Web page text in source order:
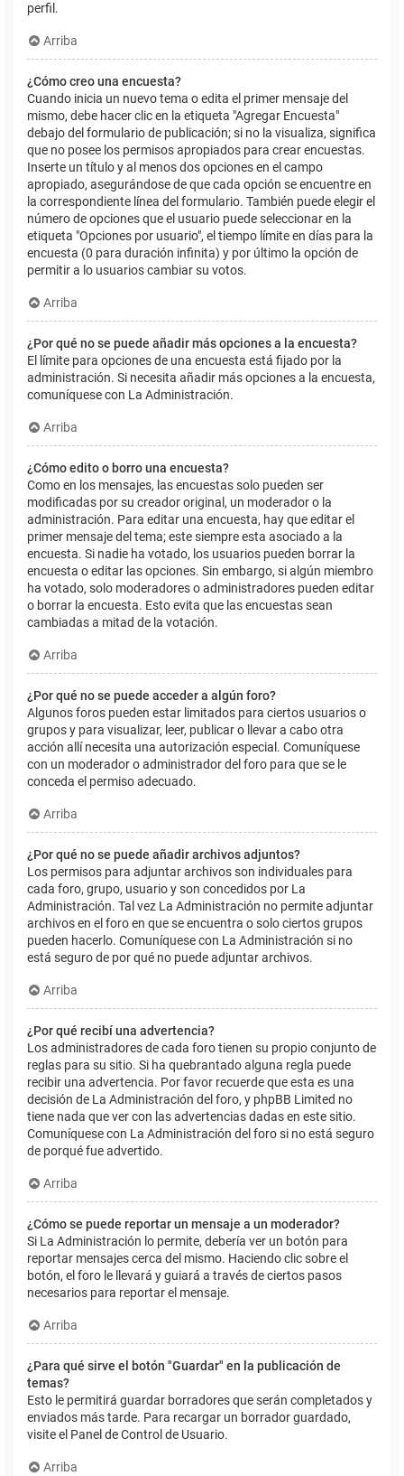
perfil.
Arriba
¿Cómo creo una encuesta?
Cuando inicia un nuevo tema o edita el primer mensaje del
mismo, debe hacer clic en la etiqueta "Agregar Encuesta"
debajo del formulario de publicación; si no la visualiza, significa
que no posee los permisos apropiados para crear encuestas.
Inserte un título y al menos dos opciones en el campo
apropiado, asegurándose de que cada opción se encuentre en
la correspondiente línea del formulario. También puede elegir el
número de opciones que el usuario puede seleccionar en la
etiqueta "Opciones por usuario", el tiempo límite en días para la
encuesta (0 para duración infinita) y por último la opción de
permitir a lo usuarios cambiar su votos.
Arriba
¿Por qué no se puede añadir más opciones a la encuesta?
El límite para opciones de una encuesta está fijado por la
administración. Si necesita añadir más opciones a la encuesta,
comuníquese con La Administración.
Arriba
¿Cómo edito o borro una encuesta?
Como en los mensajes, las encuestas solo pueden ser
modificadas por su creador original, un moderador o la
administración. Para editar una encuesta, hay que editar el
primer mensaje del tema; este siempre esta asociado a la
encuesta. Si nadie ha votado, los usuarios pueden borrar la
encuesta o editar las opciones. Sin embargo, si algún miembro
ha votado, solo moderadores o administradores pueden editar
o borrar la encuesta. Esto evita que las encuestas sean
cambiadas a mitad de la votación.
Arriba
¿Por qué no se puede acceder a algún foro?
Algunos foros pueden estar limitados para ciertos usuarios o
grupos y para visualizar, leer, publicar o llevar a cabo otra
acción allí necesita una autorización especial. Comuníquese
con un moderador o administrador del foro para que se le
conceda el permiso adecuado.
Arriba
¿Por qué no se puede añadir archivos adjuntos?
Los permisos para adjuntar archivos son individuales para
cada foro, grupo, usuario y son concedidos por La
Administración. Tal vez La Administración no permite adjuntar
archivos en el foro en que se encuentra o solo ciertos grupos
pueden hacerlo. Comuníquese con La Administración si no
está seguro de por qué no puede adjuntar archivos.
Arriba
¿Por qué recibí una advertencia?
Los administradores de cada foro tienen su propio conjunto de
reglas para su sitio. Si ha quebrantado alguna regla puede
recibir una advertencia. Por favor recuerde que esta es una
decisión de La Administración del foro, y phpBB Limited no
tiene nada que ver con las advertencias dadas en este sitio.
Comuníquese con La Administración del foro si no está seguro
de porqué fue advertido.
Arriba
¿Cómo se puede reportar un mensaje a un moderador?
Si La Administración lo permite, debería ver un botón para
reportar mensajes cerca del mismo. Haciendo clic sobre el
botón, el foro le llevará y guiará a través de ciertos pasos
necesarios para reportar el mensaje.
Arriba
¿Para qué sirve el botón "Guardar" en la publicación de
temas?
Esto le permitirá guardar borradores que serán completados y
enviados más tarde. Para recargar un borrador guardado,
visite el Panel de Control de Usuario.
Arriba